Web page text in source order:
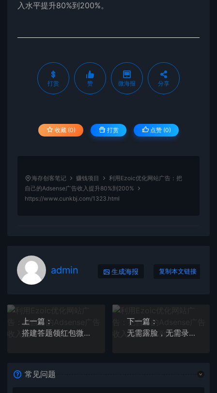
入水平提升80%到200%。
打赏 赞 微海报 分享
收藏 (0) 打赏 点赞 (0)
海存创客笔记 赚钱项目
利用Ezoic优化网站广告：把
自己的Adsense广告收入提升80%到200%
https://www.cunkbj.com/1323.html
admin 生成海报 复制本文链接
上一篇：
搭建答题领红包微信小程序【源码+教程】
下一篇：
无需露脸，无需录音，零基础，利用AI一键批量生成Youtube的视频
常见问题